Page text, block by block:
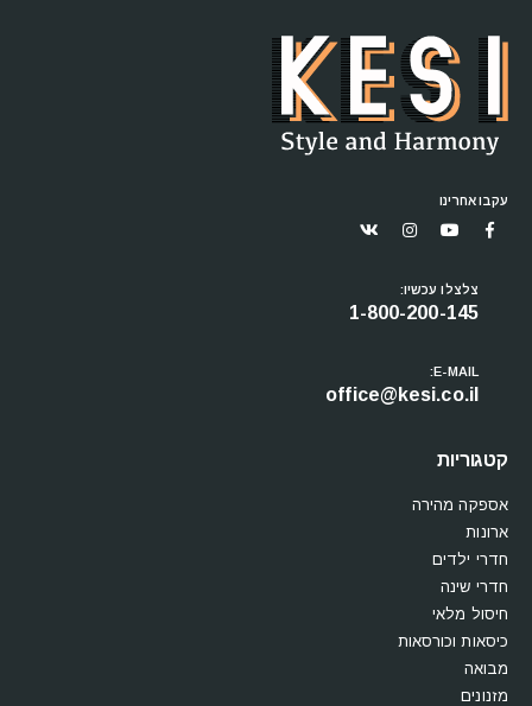
עקבו אחרינו
צלצלו עכשיו:
1-800-200-145
E-MAIL:
office@kesi.co.il
קטגוריות
אספקה מהירה
ארונות
חדרי ילדים
חדרי שינה
חיסול מלאי
כיסאות וכורסאות
מבואה
מזנונים